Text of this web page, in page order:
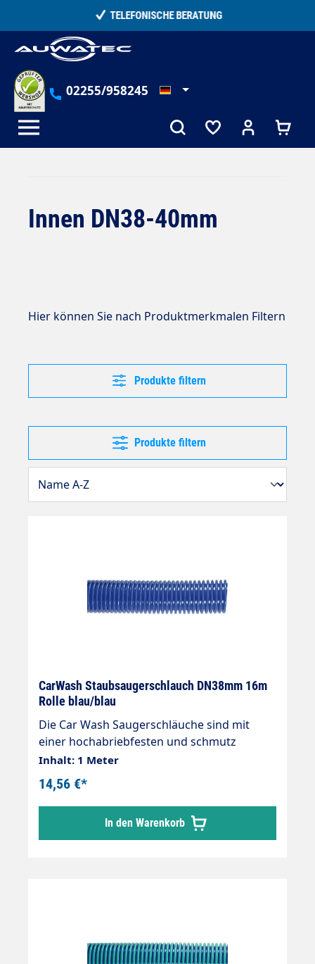
TELEFONISCHE BERATUNG
02255/958245
Innen DN38-40mm
Hier können Sie nach Produktmerkmalen Filtern
Produkte filtern
Produkte filtern
CarWash Staubsaugerschlauch DN38mm 16m
Rolle blau/blau
Die Car Wash Saugerschläuche sind mit
einer hochabriebfesten und schmutz
unempfindlichen Kunststoff spirale (Non
Marking) versehen. Ideal für SB-Sauger. »
Extrem leichter und hochflexibler Aufbau »
Innen glatt für geringe Druckverluste »
Ausgezeichnete Rückstelleigenschaften bei
starker radialer Verformung » UV- und
Inhalt: 1 Meter
14,56 €*
In den Warenkorb